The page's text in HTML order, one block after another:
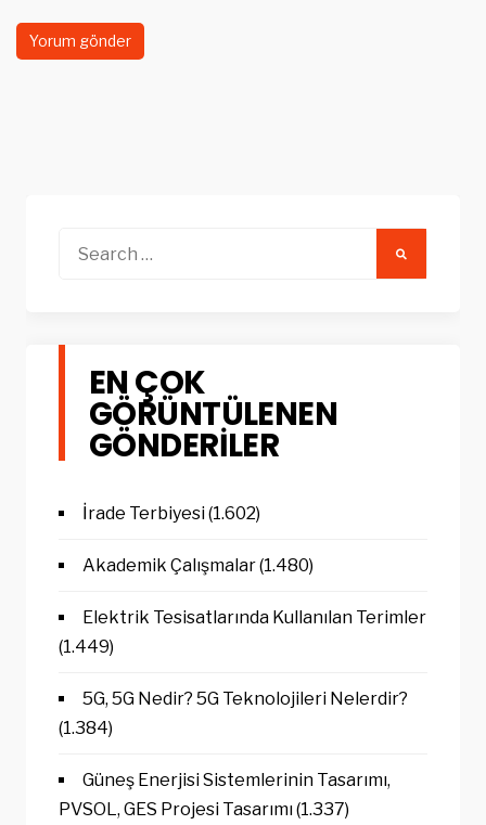
EN ÇOK
GÖRÜNTÜLENEN
GÖNDERILER
İrade Terbiyesi(1.602)
Akademik Çalışmalar(1.480)
Elektrik Tesisatlarında Kullanılan Terimler
(1.449)
5G, 5G Nedir? 5G Teknolojileri Nelerdir?
(1.384)
Güneş Enerjisi Sistemlerinin Tasarımı,
PVSOL, GES Projesi Tasarımı(1.337)